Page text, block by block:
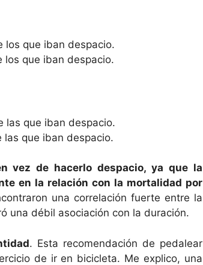
los que iban despacio.
los que iban despacio.
las que iban despacio.
las que iban despacio.
vez de hacerlo despacio, ya que la
en la relación con la mortalidad por
una correlación fuerte entre la
una débil asociación con la duración.
. Esta recomendación de pedalear
de ir en bicicleta. Me explico, una